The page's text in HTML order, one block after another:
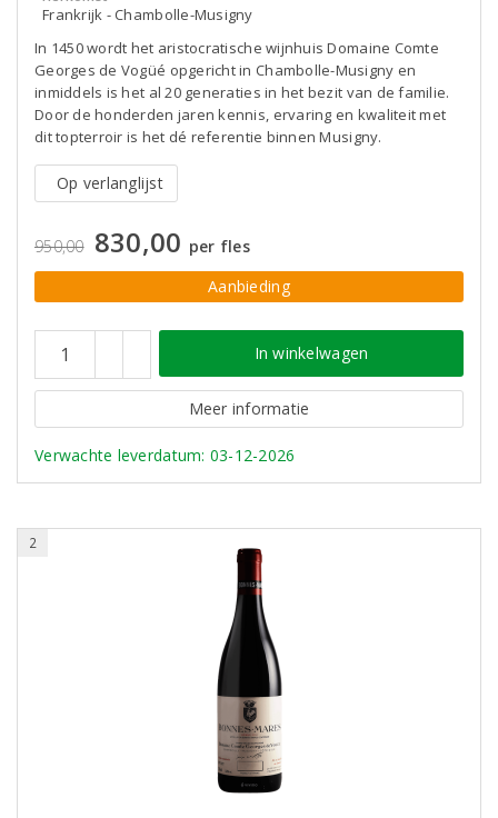
Frankrijk - Chambolle-Musigny
In 1450 wordt het aristocratische wijnhuis Domaine Comte
Georges de Vogüé opgericht in Chambolle-Musigny en
inmiddels is het al 20 generaties in het bezit van de familie.
Door de honderden jaren kennis, ervaring en kwaliteit met
dit topterroir is het dé referentie binnen Musigny.
Op verlanglijst
950,00 830,00 per fles
Aanbieding
In winkelwagen
Meer informatie
Verwachte leverdatum: 03-12-2026
2